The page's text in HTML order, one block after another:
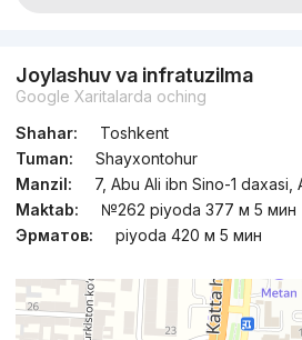
Joylashuv va infratuzilma
Google Xaritalarda oching
Shahar:
Toshkent
Tuman:
Shayxontohur
Manzil:
7, Abu Ali ibn Sino-1
Maktab:
№262 piyoda 377 м 5 мин
Эрматов:
piyoda 420 м 5 мин